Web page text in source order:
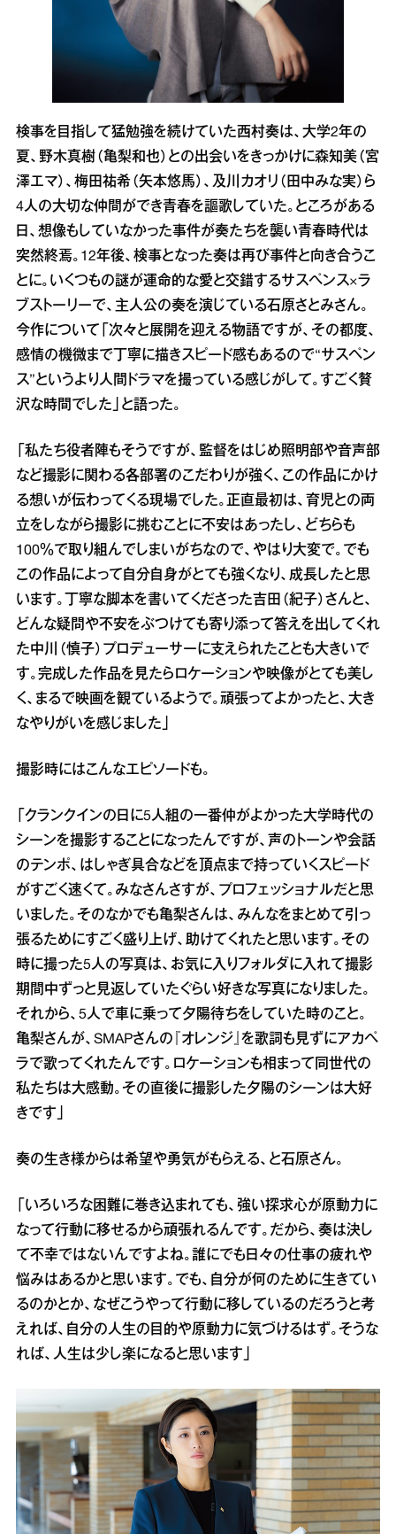
検事を目指して猛勉強を続けていた西村奏は、大学2年の
夏、野木真樹（亀梨和也）との出会いをきっかけに森知美（宮
澤エマ）、梅田祐希（矢本悠馬）、及川カオリ（田中みな実）ら
4人の大切な仲間ができ青春を謳歌していた。ところがある
日、想像もしていなかった事件が奏たちを襲い青春時代は
突然終焉。12年後、検事となった奏は再び事件と向き合うこ
とに。いくつもの謎が運命的な愛と交錯するサスペンス×ラ
ブストーリーで、主人公の奏を演じている石原さとみさん。
今作について「次々と展開を迎える物語ですが、その都度、
感情の機微まで丁寧に描きスピード感もあるので“サスペン
ス”というより人間ドラマを撮っている感じがして。すごく贅
沢な時間でした」と語った。
「私たち役者陣もそうですが、監督をはじめ照明部や音声部
など撮影に関わる各部署のこだわりが強く、この作品にかけ
る想いが伝わってくる現場でした。正直最初は、育児との両
立をしながら撮影に挑むことに不安はあったし、どちらも
100％で取り組んでしまいがちなので、やはり大変で。でも
この作品によって自分自身がとても強くなり、成長したと思
います。丁寧な脚本を書いてくださった吉田（紀子）さんと、
どんな疑問や不安をぶつけても寄り添って答えを出してくれ
た中川（慎子）プロデューサーに支えられたことも大きいで
す。完成した作品を見たらロケーションや映像がとても美し
く、まるで映画を観ているようで。頑張ってよかったと、大き
なやりがいを感じました」
撮影時にはこんなエピソードも。
「クランクインの日に5人組の一番仲がよかった大学時代の
シーンを撮影することになったんですが、声のトーンや会話
のテンポ、はしゃぎ具合などを頂点まで持っていくスピード
がすごく速くて。みなさんさすが、プロフェッショナルだと思
いました。そのなかでも亀梨さんは、みんなをまとめて引っ
張るためにすごく盛り上げ、助けてくれたと思います。その
時に撮った5人の写真は、お気に入りフォルダに入れて撮影
期間中ずっと見返していたぐらい好きな写真になりました。
それから、5人で車に乗って夕陽待ちをしていた時のこと。
亀梨さんが、SMAPさんの『オレンジ』を歌詞も見ずにアカペ
ラで歌ってくれたんです。ロケーションも相まって同世代の
私たちは大感動。その直後に撮影した夕陽のシーンは大好
きです」
奏の生き様からは希望や勇気がもらえる、と石原さん。
「いろいろな困難に巻き込まれても、強い探求心が原動力に
なって行動に移せるから頑張れるんです。だから、奏は決し
て不幸ではないんですよね。誰にでも日々の仕事の疲れや
悩みはあるかと思います。でも、自分が何のために生きてい
るのかとか、なぜこうやって行動に移しているのだろうと考
えれば、自分の人生の目的や原動力に気づけるはず。そうな
れば、人生は少し楽になると思います」